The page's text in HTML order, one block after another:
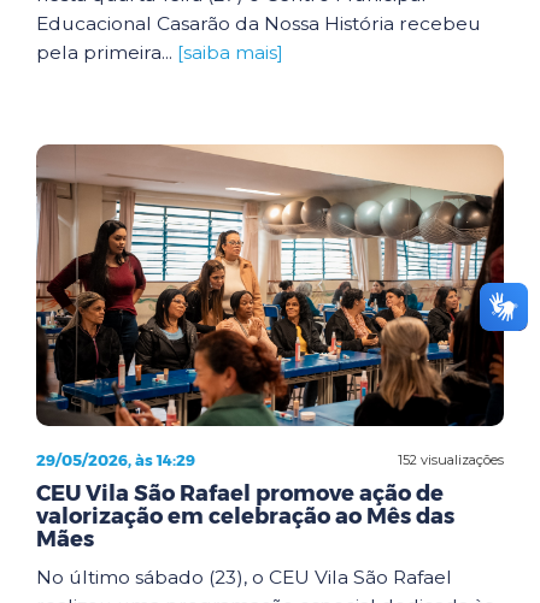
Educacional Casarão da Nossa História recebeu
pela primeira... [saiba mais]
152 visualizações
29/05/2026, às 14:29
CEU Vila São Rafael promove ação de
valorização em celebração ao Mês das
Mães
No último sábado (23), o CEU Vila São Rafael